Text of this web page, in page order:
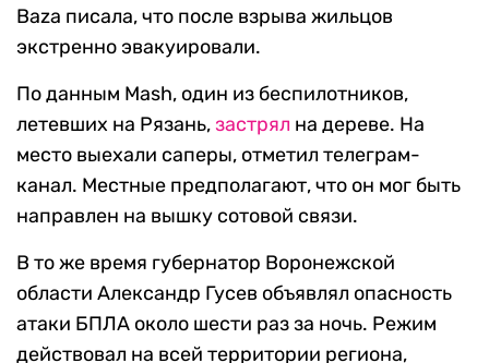
Baza писала, что после взрыва жильцов
экстренно эвакуировали.
По данным Mash, один из беспилотников,
летевших на Рязань,застрял на дереве. На
место выехали саперы, отметил телеграм-
канал. Местные предполагают, что он мог быть
направлен на вышку сотовой связи.
В то же время губернатор Воронежской
области Александр Гусев объявлял опасность
атаки БПЛА около шести раз за ночь. Режим
действовал на всей территории региона,